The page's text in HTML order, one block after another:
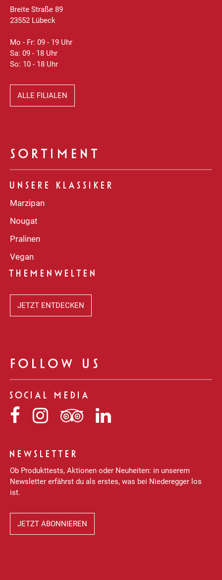
Breite Straße 89
23552 Lübeck
Mo - Fr: 09 - 19 Uhr
Sa: 09 - 18 Uhr
So: 10 - 18 Uhr
ALLE FILIALEN
SORTIMENT
UNSERE KLASSIKER
Marzipan
Nougat
Pralinen
Vegan
THEMENWELTEN
JETZT ENTDECKEN
FOLLOW US
SOCIAL MEDIA
NiedereggerNiederegger
auf
Niederegger
auf
NEWSLETTER
Ob Produkttests, Aktionen oder Neuheiten: in unserem
Newsletter erfährst du als erstes, was bei Niederegger los
ist.
JETZT ABONNIEREN